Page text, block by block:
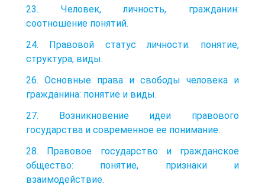
23. Человек, личность, гражданин:
соотношение понятий.
24. Правовой статус личности: понятие,
структура, виды.
26. Основные права и свободы человека и
гражданина: понятие и виды.
27. Возникновение идеи правового
государства и современное ее понимание.
28. Правовое государство и гражданское
общество: понятие, признаки и
взаимодействие.